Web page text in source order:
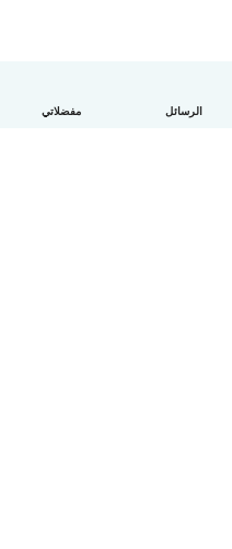
الرسائل مفضلاتي